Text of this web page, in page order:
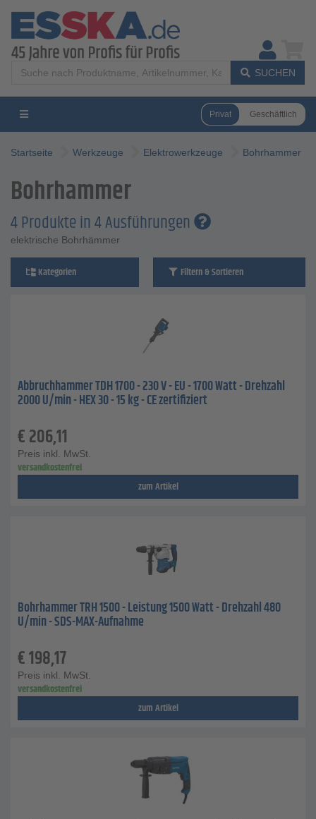
SUCHEN
Privat Geschäftlich
Startseite Werkzeuge Elektrowerkzeuge Bohrhammer
Bohrhammer
4 Produkte in 4 Ausführungen
elektrische Bohrhämmer
Kategorien Filtern & Sortieren
Abbruchhammer TDH 1700 - 230 V - EU - 1700 Watt - Drehzahl
2000 U/min - HEX 30 - 15 kg - CE zertifiziert
€206,11
Preis inkl. MwSt.
versandkostenfrei
zum Artikel
Bohrhammer TRH 1500 - Leistung 1500 Watt - Drehzahl 480
U/min - SDS-MAX-Aufnahme
€198,17
Preis inkl. MwSt.
versandkostenfrei
zum Artikel